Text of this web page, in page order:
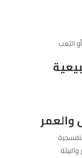
التعب